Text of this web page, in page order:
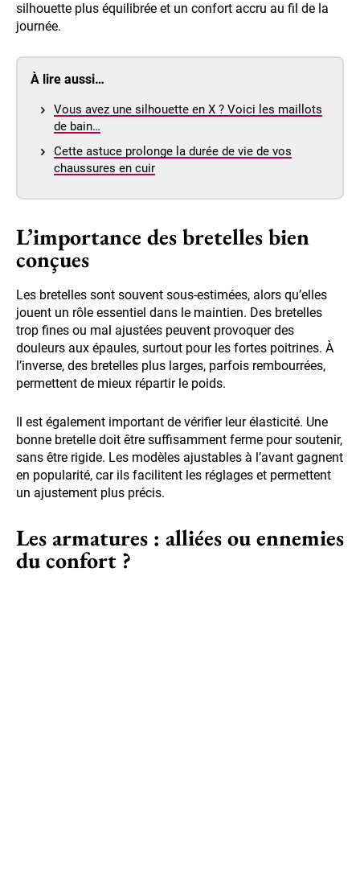
silhouette plus équilibrée et un confort accru au fil de la
journée.
À lire aussi…
Vous avez une silhouette en X ? Voici les maillots
de bain…
Cette astuce prolonge la durée de vie de vos
chaussures en cuir
L’importance des bretelles bien
conçues
Les bretelles sont souvent sous-estimées, alors qu’elles
jouent un rôle essentiel dans le maintien. Des bretelles
trop fines ou mal ajustées peuvent provoquer des
douleurs aux épaules, surtout pour les fortes poitrines. À
l’inverse, des bretelles plus larges, parfois rembourrées,
permettent de mieux répartir le poids.
Il est également important de vérifier leur élasticité. Une
bonne bretelle doit être suffisamment ferme pour soutenir,
sans être rigide. Les modèles ajustables à l’avant gagnent
en popularité, car ils facilitent les réglages et permettent
un ajustement plus précis.
Les armatures : alliées ou ennemies
du confort ?